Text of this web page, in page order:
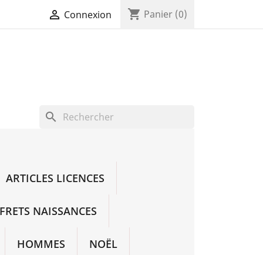
 Connexion shopping_cart Panier (0)
search
ARTICLES LICENCES
NAISSANCES
HOMMES NOËL